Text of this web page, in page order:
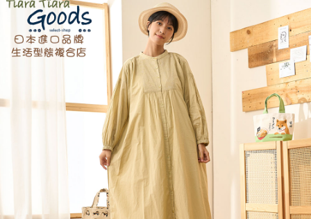
便利好安心！
１．簡單：不需註冊會員、不需綁卡、不需儲值。
２．便利：只要手機號碼，簡訊認證，即可結帳。
３．安心：先確認商品／服務後，再付款。
【「AFTEE先享後付」結帳流程】
１．於結帳方式選擇「AFTEE先享後付」後，將跳轉至「AFTEE先享後付」
結帳頁面，進行簡訊認證並確認金額後，即可完成結帳。
２．訂單成立數日內，您將收到繳費通知簡訊。
３．收到繳費通知簡訊後14天內，點擊此簡訊中的連結，可透過四大超商／
ATM／網路銀行／等多元方式進行付款，方視為交易完成。
※ 請注意：結帳手續完成當下不需立刻繳費，但若您需要取消訂單，請聯絡
購買商品的店家。未經商家同意取消之訂單仍視為有效，需透過AFTEE先享
※ 交易是否成功請以「AFTEE先享後付 」之結帳頁面顯示為準，若有關於
是否繳費成功／繳費後需取消欲退款等相關疑問，請聯繫「AFTEE先享後付
https://netprotections.freshdesk.com/support/home
運送方式
全家取貨付款
每筆NT$60，滿NT$1,800(含以上)免運費
每筆NT$60，滿NT$1,800(含以上)免運費
每筆NT$60，滿NT$2,000(含以上)免運費
每筆NT$60，滿NT$2,000(含以上)免運費